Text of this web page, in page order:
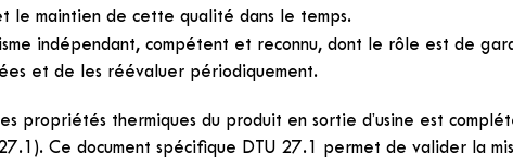
le maintien de cette qualité dans le temps.
indépendant, compétent et reconnu, dont le rôle est de
et de les réévaluer périodiquement.
propriétés thermiques du produit en sortie d’usine est
Ce document spécifique DTU 27.1 permet de valider la